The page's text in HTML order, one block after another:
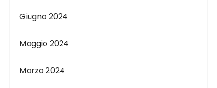
Giugno 2024
Maggio 2024
Marzo 2024